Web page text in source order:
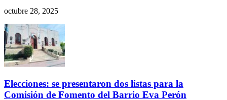
octubre 28, 2025
Elecciones: se presentaron dos listas para la
Comisión de Fomento del Barrio Eva Perón